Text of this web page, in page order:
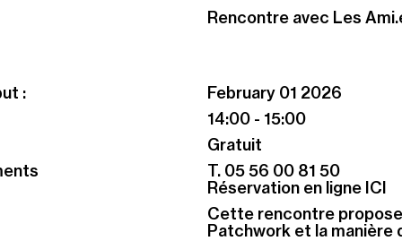
Rencontre avec Les
:
February 01 2026
14:00 - 15:00
Gratuit
T. 05 56 00 81 50
Réservation en ligne ICI
Cette rencontre
Patchwork et la manière